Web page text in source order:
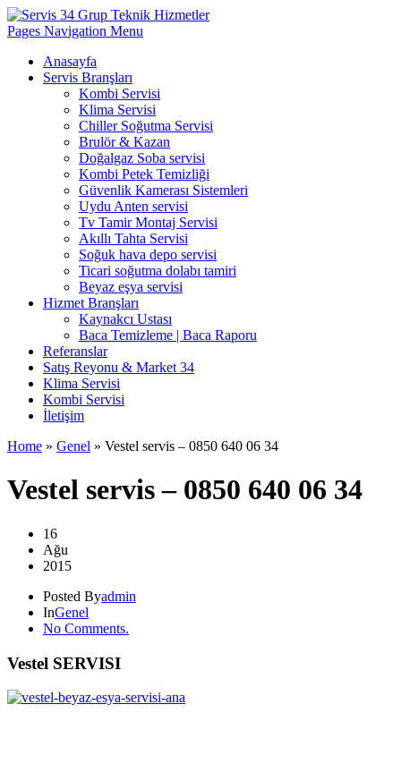
Pages Navigation Menu
Anasayfa
Servis Branşları
Kombi Servisi
Klima Servisi
Chiller Soğutma Servisi
Brulör & Kazan
Doğalgaz Soba servisi
Kombi Petek Temizliği
Güvenlik Kamerası Sistemleri
Uydu Anten servisi
Tv Tamir Montaj Servisi
Akıllı Tahta Servisi
Soğuk hava depo servisi
Ticari soğutma dolabı tamiri
Beyaz eşya servisi
Hizmet Branşları
Kaynakcı Ustası
Baca Temizleme | Baca Raporu
Referanslar
Satış Reyonu & Market 34
Klima Servisi
Kombi Servisi
İletişim
Home » Genel » Vestel servis – 0850 640 06 34
Vestel servis – 0850 640 06 34
16
Ağu
2015
Posted Byadmin
InGenel
No Comments.
Vestel SERVISI